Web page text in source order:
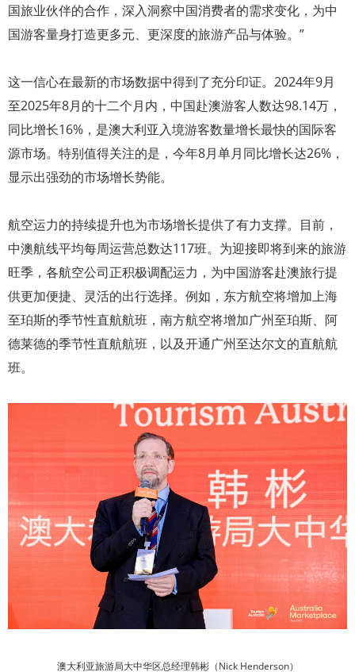
国旅业伙伴的合作，深入洞察中国消费者的需求变化，为中
国游客量身打造更多元、更深度的旅游产品与体验。”
这一信心在最新的市场数据中得到了充分印证。2024年9月
至2025年8月的十二个月内，中国赴澳游客人数达98.14万，
同比增长16%，是澳大利亚入境游客数量增长最快的国际客
源市场。特别值得关注的是，今年8月单月同比增长达26%，
显示出强劲的市场增长势能。
航空运力的持续提升也为市场增长提供了有力支撑。目前，
中澳航线平均每周运营总数达117班。为迎接即将到来的旅游
旺季，各航空公司正积极调配运力，为中国游客赴澳旅行提
供更加便捷、灵活的出行选择。例如，东方航空将增加上海
至珀斯的季节性直航航班，南方航空将增加广州至珀斯、阿
德莱德的季节性直航航班，以及开通广州至达尔文的直航航
班。
澳大利亚旅游局大中华区总经理韩彬（Nick Henderson）